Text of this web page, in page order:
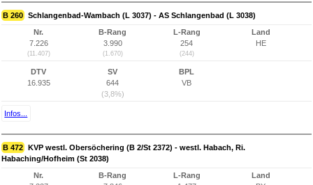
B 260 Schlangenbad-Wambach (L 3037) - AS Schlangenbad (L 3038)
Nr.
7.226
(11.407)
B-Rang
3.990
(1.670)
L-Rang
254
(244)
Land
HE
DTV
16.935
SV
644
(3,8%)
BPL
VB
Infos...
B 472 KVP westl. Obersöchering (B 2/St 2372) - westl. Habach, Ri.
Habaching/Hofheim (St 2038)
Nr.
B-Rang
L-Rang
Land